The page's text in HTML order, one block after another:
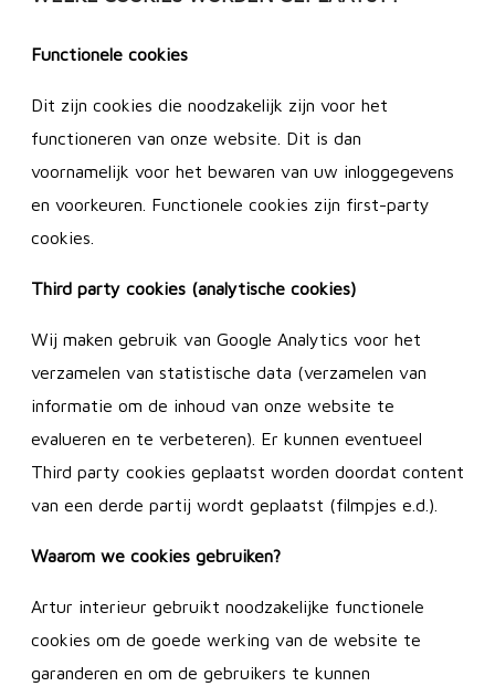
Functionele cookies
Dit zijn cookies die noodzakelijk zijn voor het
functioneren van onze website. Dit is dan
voornamelijk voor het bewaren van uw inloggegevens
en voorkeuren. Functionele cookies zijn first-party
cookies.
Third party cookies (analytische cookies)
Wij maken gebruik van Google Analytics voor het
verzamelen van statistische data (verzamelen van
informatie om de inhoud van onze website te
evalueren en te verbeteren). Er kunnen eventueel
Third party cookies geplaatst worden doordat content
van een derde partij wordt geplaatst (filmpjes e.d.).
Waarom we cookies gebruiken?
Artur interieur gebruikt noodzakelijke functionele
cookies om de goede werking van de website te
garanderen en om de gebruikers te kunnen